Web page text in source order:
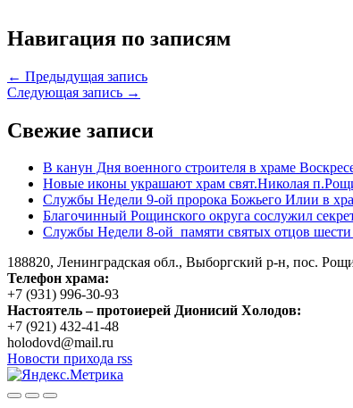
Навигация по записям
← Предыдущая запись
Следующая запись →
Свежие записи
В канун Дня военного строителя в храме
Новые иконы украшают храм свят.Николая
Службы Недели 9-ой пророка Божьего Илии в
Благочинный Рощинского округа сослужил
Службы Недели 8-ой памяти святых отцов
188820, Ленинградская обл., Выборгский р-н, пос.
Телефон храма:
+7 (931) 996-30-93
Настоятель – протоиерей Дионисий Холодов:
+7 (921) 432-41-48
holodovd@mail.ru
Новости прихода rss